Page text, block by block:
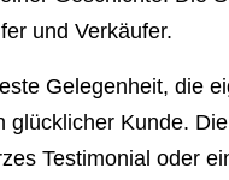
und Verkäufer.
Gelegenheit, die
Kunde.
Testimonial oder